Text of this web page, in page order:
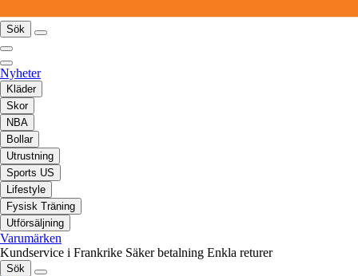
Sök
Nyheter
Kläder
Skor
NBA
Bollar
Utrustning
Sports US
Lifestyle
Fysisk Träning
Utförsäljning
Varumärken
Kundservice i Frankrike Säker betalning Enkla returer
Sök